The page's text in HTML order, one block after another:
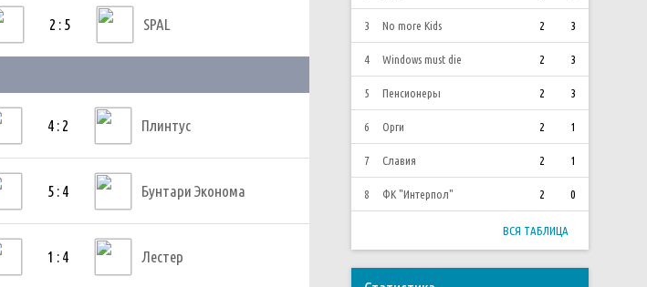
3 No more Kids 2 3
4 Windows must die 2 3
5 Пенсионеры 2 3
6 Орги 2 1
7 Славия 2 1
8 ФК "Интерпол" 2 0
ВСЯ ТАБЛИЦА
2 : 5 SPAL
4 : 2 Плинтус
5 : 4 Бунтари Эконома
1 : 4 Лестер